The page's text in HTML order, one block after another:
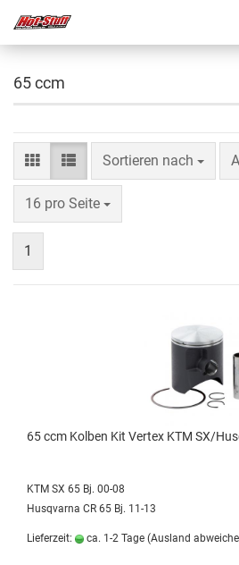
65 ccm
Sortieren nach
16 pro Seite
1
65 ccm Kolben Kit Vertex KTM SX/
KTM SX 65 Bj. 00-08
Husqvarna CR 65 Bj. 11-13
Lieferzeit: ca. 1-2 Tage (Ausland